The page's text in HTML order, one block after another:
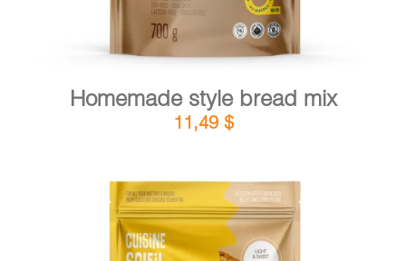
Homemade style bread mix
11,49 $